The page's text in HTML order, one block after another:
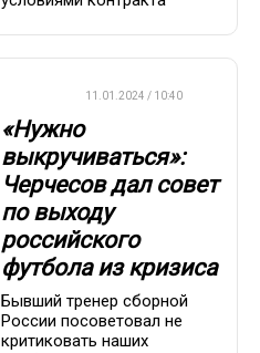
11.01.2024 / 10:40
«Нужно
выкручиваться»:
Черчесов дал совет
по выходу
российского
футбола из кризиса
Бывший тренер сборной
России посоветовал не
критиковать наших